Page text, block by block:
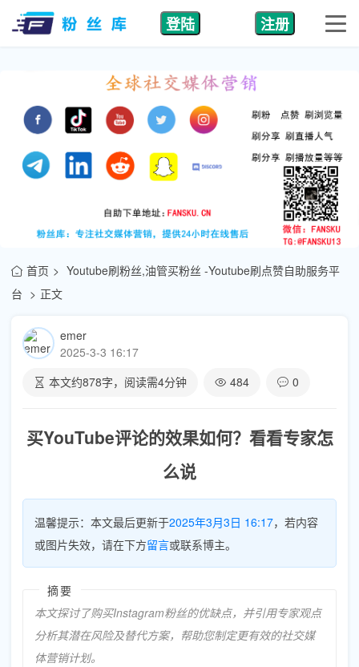
登陆 注册
首页
Youtube刷粉丝,油管买粉丝 -Youtube刷点赞自助服务平
台
正文
emer
2025-3-3 16:17
本文约878字，阅读需4分钟 484 0
买YouTube评论的效果如何？看看专家怎
么说
温馨提示：本文最后更新于2025年3月3日 16:17，若内容
或图片失效，请在下方留言或联系博主。
摘要
本文探讨了购买Instagram粉丝的优缺点，并引用专家观点
分析其潜在风险及替代方案，帮助您制定更有效的社交媒
体营销计划。